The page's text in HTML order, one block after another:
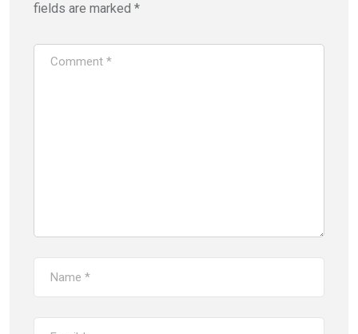
fields are marked *